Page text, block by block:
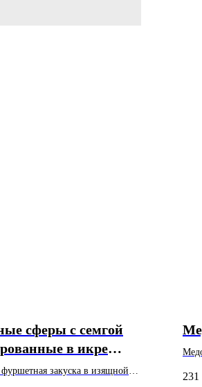
сферы с семгой
в икре
рыбызакуска в изящной
231